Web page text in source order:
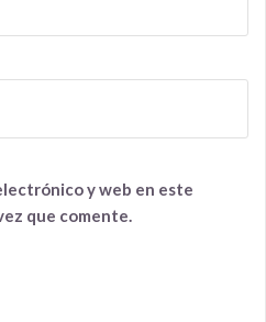
y web en este
que comente.